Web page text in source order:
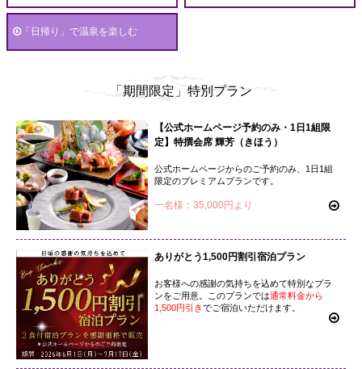
「日帰り」で温泉を楽しむ
「期間限定」特別プラン
【公式ホームページ予約のみ・1日1組限
定】特撰会席 輝芳（きほう）
公式ホームページからのご予約のみ、1日1組
限定のプレミアムプランです。
一名様：35,000円より
ありがとう1,500円割引宿泊プラン
お客様への感謝の気持ちを込めて特別なプラ
ンをご用意。このプランでは通常料金から
1,500円引きでご宿泊いただけます。